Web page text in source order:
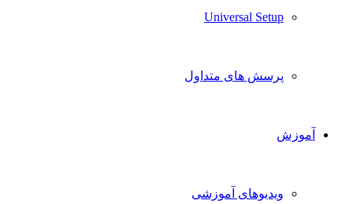
Universal Setup
پرسش های متداول
آموزش
ویدیوهای آموزشی